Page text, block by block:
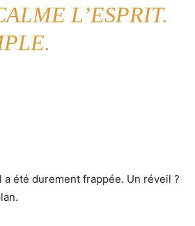
L’ESPRIT.
été durement frappée. Un réveil ?